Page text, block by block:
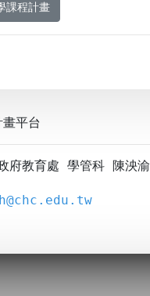
課程計畫
平台
府教育處 學管科 陳泱渝